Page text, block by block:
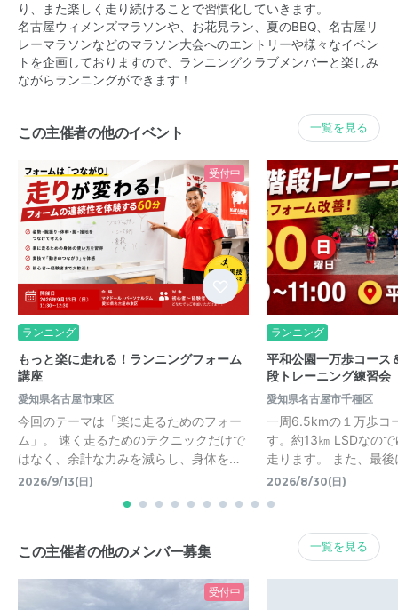
り、また楽しく走り続けることで習慣化していきます。
名古屋ウィメンズマラソンや、お花見ラン、夏のBBQ、名古屋リ
レーマラソンなどのマラソン大会へのエントリーや様々なイベン
トを企画しておりますので、ランニングクラブメンバーと楽しみ
ながらランニングができます！
この主催者の他のイベント 一覧を見る
受付中
ランニング
もっと楽に走れる！ランニングフォーム
講座
愛知県名古屋市東区
今回のテーマは「楽に走るためのフォー
ム」。 速く走るためのテクニックだけで
はなく、余計な力みを減らし、身体を…
2026/9/13(日)
ランニング
平和公園一万歩コース
段トレーニング練習会
愛知県名古屋市千種区
一周6.5kmの１万歩コ
す。約13㎞ LSDなの
走ります。 また、最
2026/8/30(日)
この主催者の他のメンバー募集 一覧を見る
受付中